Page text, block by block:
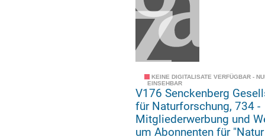
KEINE DIGITALISATE VERFÜGBAR -
EINSEHBAR
V176 Senckenberg
für Naturforschung, 734 -
Mitgliederwerbung und
um Abonnenten für